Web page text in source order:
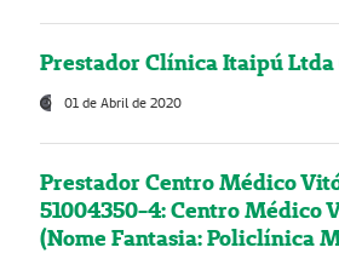
Prestador Clínica Itaipú Ltda
01 de Abril de 2020
Prestador Centro Médico
51004350-4: Centro Médico
(Nome Fantasia: Policlínica